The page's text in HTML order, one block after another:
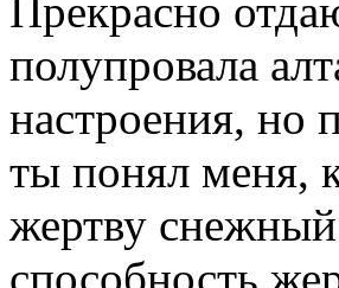
Прекрасно
полупровала
настроения, но
ты понял меня,
жертву снежный
способность